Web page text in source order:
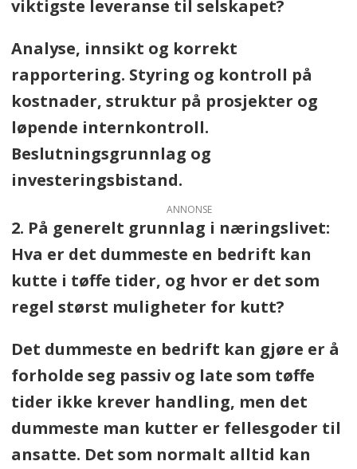
post til
viktigste leveranse til selskapet?
Analyse, innsikt og korrekt
rapportering. Styring og kontroll på
kostnader, struktur på prosjekter og
løpende internkontroll.
Beslutningsgrunnlag og
investeringsbistand.
ANNONSE
2. På generelt grunnlag i næringslivet:
Hva er det dummeste en bedrift kan
kutte i tøffe tider, og hvor er det som
regel størst muligheter for kutt?
Det dummeste en bedrift kan gjøre er å
forholde seg passiv og late som tøffe
tider ikke krever handling, men det
dummeste man kutter er fellesgoder til
ansatte. Det som normalt alltid kan